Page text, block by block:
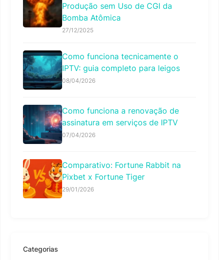
Produção sem Uso de CGI da
Bomba Atômica
27/12/2025
Como funciona tecnicamente o
IPTV: guia completo para leigos
08/04/2026
Como funciona a renovação de
assinatura em serviços de IPTV
07/04/2026
Comparativo: Fortune Rabbit na
Pixbet x Fortune Tiger
29/01/2026
Categorias